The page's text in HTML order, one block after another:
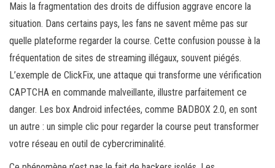
Mais la fragmentation des droits de diffusion aggrave encore la
situation. Dans certains pays, les fans ne savent même pas sur
quelle plateforme regarder la course. Cette confusion pousse à la
fréquentation de sites de streaming illégaux, souvent piégés.
L’exemple de ClickFix, une attaque qui transforme une vérification
CAPTCHA en commande malveillante, illustre parfaitement ce
danger. Les box Android infectées, comme BADBOX 2.0, en sont
un autre : un simple clic pour regarder la course peut transformer
votre réseau en outil de cybercriminalité.